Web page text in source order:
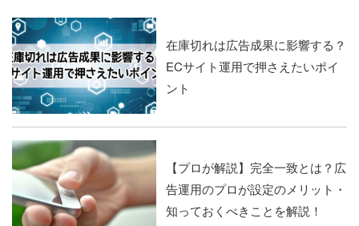
在庫切れは広告成果に影響する？
ECサイト運用で押さえたいポイ
ント
【プロが解説】完全一致とは？広
告運用のプロが設定のメリット・
知っておくべきことを解説！